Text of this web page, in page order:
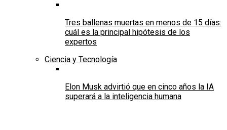
Tres ballenas muertas en menos de 15 días:
cuál es la principal hipótesis de los
expertos
Ciencia y Tecnología
Elon Musk advirtió que en cinco años la IA
superará a la inteligencia humana